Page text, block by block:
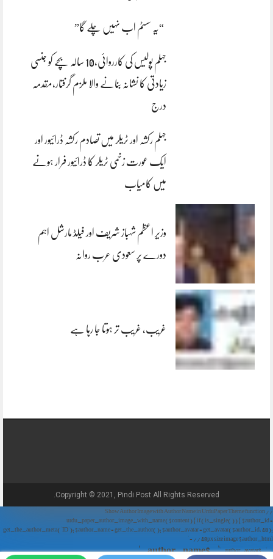
“یہ سسٹم اب نہیں چلے گا”
جہلم پولیس کی کارروائی،10 سالہ بچے کو جنسی
زیادتی کا نشانہ بنانے والا ملزم گرفتار،مقدمہ
درج
جہلم رکشہ اور ٹریلر میں تصادم رکشہ ڈرائیور اور
ایک عورت زخمی ٹریلر کا ڈرائیور فرار ہونے
میں کامیاب
وزیر اعظم شہباز شریف اور فیلڈ مارشل اہم
دورے پر سعودی عرب روانہ
غریب، غریب تر ہوتا جا رہا ہے
Copyright © 2021, Pindi Post All Rights Reserved.
// Show Author Image with Author Name in UrduPaper Theme function
urdu_paper_author_image_with_name($content) { if (is_single()) { $author_id =
get_the_author_meta('ID'); $author_name = get_the_author(); $author_avatar = get_avatar($author_id, 48);
// 48px size image $author_html = '
' . $author_avatar . '
' . $author_name . '